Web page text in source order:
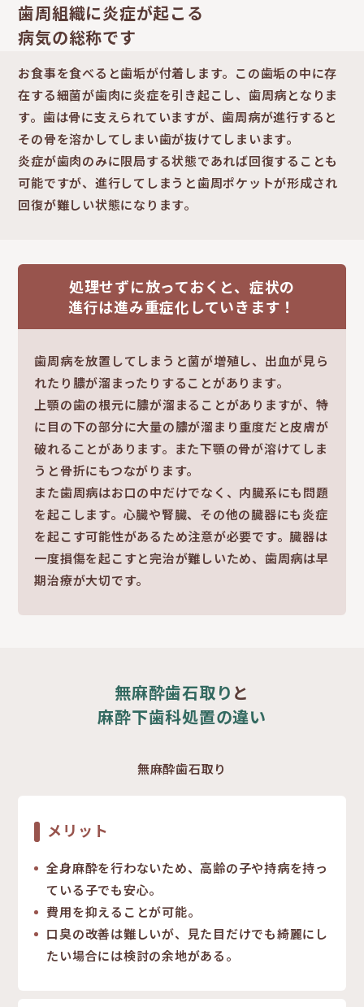
歯周組織に炎症が起こる
病気の総称です
お食事を食べると歯垢が付着します。この歯垢の中に存
在する細菌が歯肉に炎症を引き起こし、歯周病となりま
す。歯は骨に支えられていますが、歯周病が進行すると
その骨を溶かしてしまい歯が抜けてしまいます。
炎症が歯肉のみに限局する状態であれば回復することも
可能ですが、進行してしまうと歯周ポケットが形成され
回復が難しい状態になります。
処理せずに放っておくと、症状の
進行は進み重症化していきます！
歯周病を放置してしまうと菌が増殖し、出血が見ら
れたり膿が溜まったりすることがあります。
上顎の歯の根元に膿が溜まることがありますが、特
に目の下の部分に大量の膿が溜まり重度だと皮膚が
破れることがあります。また下顎の骨が溶けてしま
うと骨折にもつながります。
また歯周病はお口の中だけでなく、内臓系にも問題
を起こします。心臓や腎臓、その他の臓器にも炎症
を起こす可能性があるため注意が必要です。臓器は
一度損傷を起こすと完治が難しいため、歯周病は早
期治療が大切です。
無麻酔歯石取り と
麻酔下歯科処置の違い
無麻酔歯石取り
メリット
全身麻酔を行わないため、高齢の子や持病を持っ
ている子でも安心。
費用を抑えることが可能。
口臭の改善は難しいが、見た目だけでも綺麗にし
たい場合には検討の余地がある。